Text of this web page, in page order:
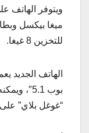
للتخزين 8 غيغا.
الهاتف الجديد
بوب
“غوغل بلاي”